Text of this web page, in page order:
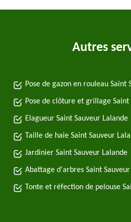
Autres
Pose de gazon en rouleau Saint
Pose de clôture et grillage Saint
Elagueur Saint Sauveur Lalande
Taille de haie Saint Sauveur
Jardinier Saint Sauveur Lalande
Abattage d'arbres Saint
Tonte et réfection de pelouse